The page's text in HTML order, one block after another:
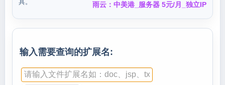
具。
雨云：中美港_服务器 5元/月_独立IP
输入需要查询的扩展名: